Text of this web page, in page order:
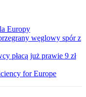
Europy
węglowy spór z
płacą już prawie 9 zł
for Europe